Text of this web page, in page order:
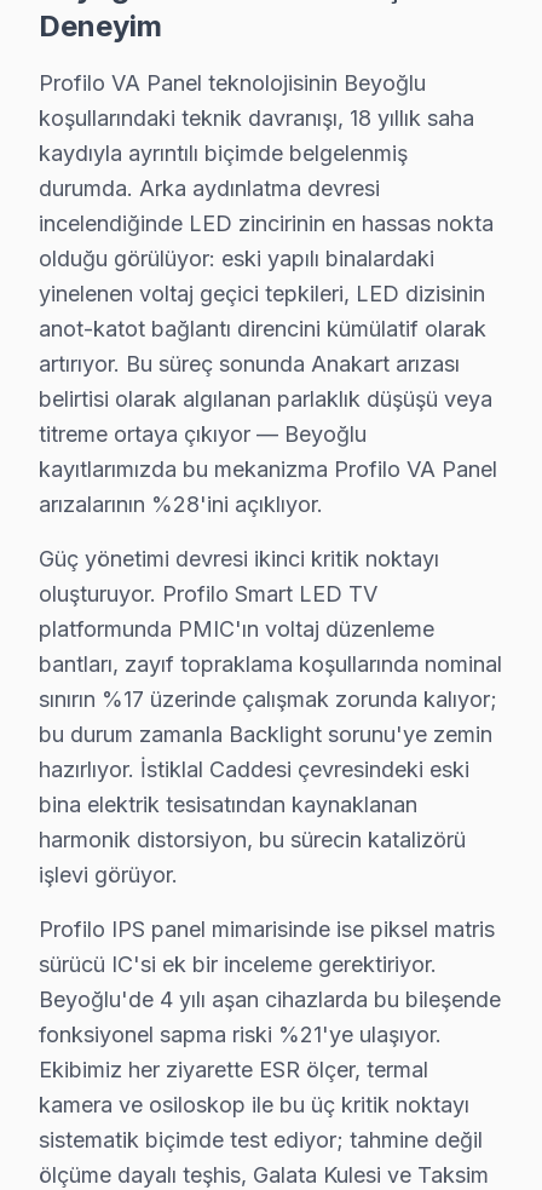
Kulaksız bölgesindeki Profilo kullanıcıları için haftanın 7
Kuloğlu Profilo Servis
Kuloğlu'de Profilo TV güç kartı kondansatör şişmesi en
Kuloğlu Profilo Açılmıyor Arıza →
Küçük Piyale Profilo Servis
Küçük Piyale bölgesindeki Profilo kullanıcıları için
Müeyyetzade Profilo Servis
Beyoğlu'da Müeyyetzade mahallesi için Profilo TV fiyat
Müeyyetzade Profilo Açılmıyor Arıza →
Ömer Avni Profilo Servis
Beyoğlu TV Servis Merkezi →
Örnektepe Profilo Servis
Örnektepe mahallesi Profilo TV teknisyeniniz ortalama 90
Beyoğlu Profilo Servis →
Piripaşa Profilo Servis
Piripaşa'deki Profilo TV kullanıcılarına ikinci el cihaz
Beyoğlu Profilo Servis →
Piyalepaşa Profilo Servis
Piyalepaşa Profilo Açılmıyor Arıza →
Pürtelaş Hasan Efendi Profilo Servis
Pürtelaş Hasan Efendi sakinlerine özel: Profilo TV
Beyoğlu Profilo Servis →
Sururi Mehmet Efendi Profilo Servis
Sururi Mehmet Efendi'de Profilo TV güç kartı
Deneyim
Profilo VA Panel teknolojisinin Beyoğlu
koşullarındaki teknik davranışı, 18 yıllık saha
kaydıyla ayrıntılı biçimde belgelenmiş
durumda. Arka aydınlatma devresi
incelendiğinde LED zincirinin en hassas nokta
olduğu görülüyor: eski yapılı binalardaki
yinelenen voltaj geçici tepkileri, LED dizisinin
anot-katot bağlantı direncini kümülatif olarak
artırıyor. Bu süreç sonunda Anakart arızası
belirtisi olarak algılanan parlaklık düşüşü veya
titreme ortaya çıkıyor — Beyoğlu
kayıtlarımızda bu mekanizma Profilo VA Panel
arızalarının %28'ini açıklıyor.
Güç yönetimi devresi ikinci kritik noktayı
oluşturuyor. Profilo Smart LED TV
platformunda PMIC'ın voltaj düzenleme
bantları, zayıf topraklama koşullarında nominal
sınırın %17 üzerinde çalışmak zorunda kalıyor;
bu durum zamanla Backlight sorunu'ye zemin
hazırlıyor. İstiklal Caddesi çevresindeki eski
bina elektrik tesisatından kaynaklanan
harmonik distorsiyon, bu sürecin katalizörü
işlevi görüyor.
Profilo IPS panel mimarisinde ise piksel matris
sürücü IC'si ek bir inceleme gerektiriyor.
Beyoğlu'de 4 yılı aşan cihazlarda bu bileşende
fonksiyonel sapma riski %21'ye ulaşıyor.
Ekibimiz her ziyarette ESR ölçer, termal
kamera ve osiloskop ile bu üç kritik noktayı
sistematik biçimde test ediyor; tahmine değil
ölçüme dayalı teşhis, Galata Kulesi ve Taksim